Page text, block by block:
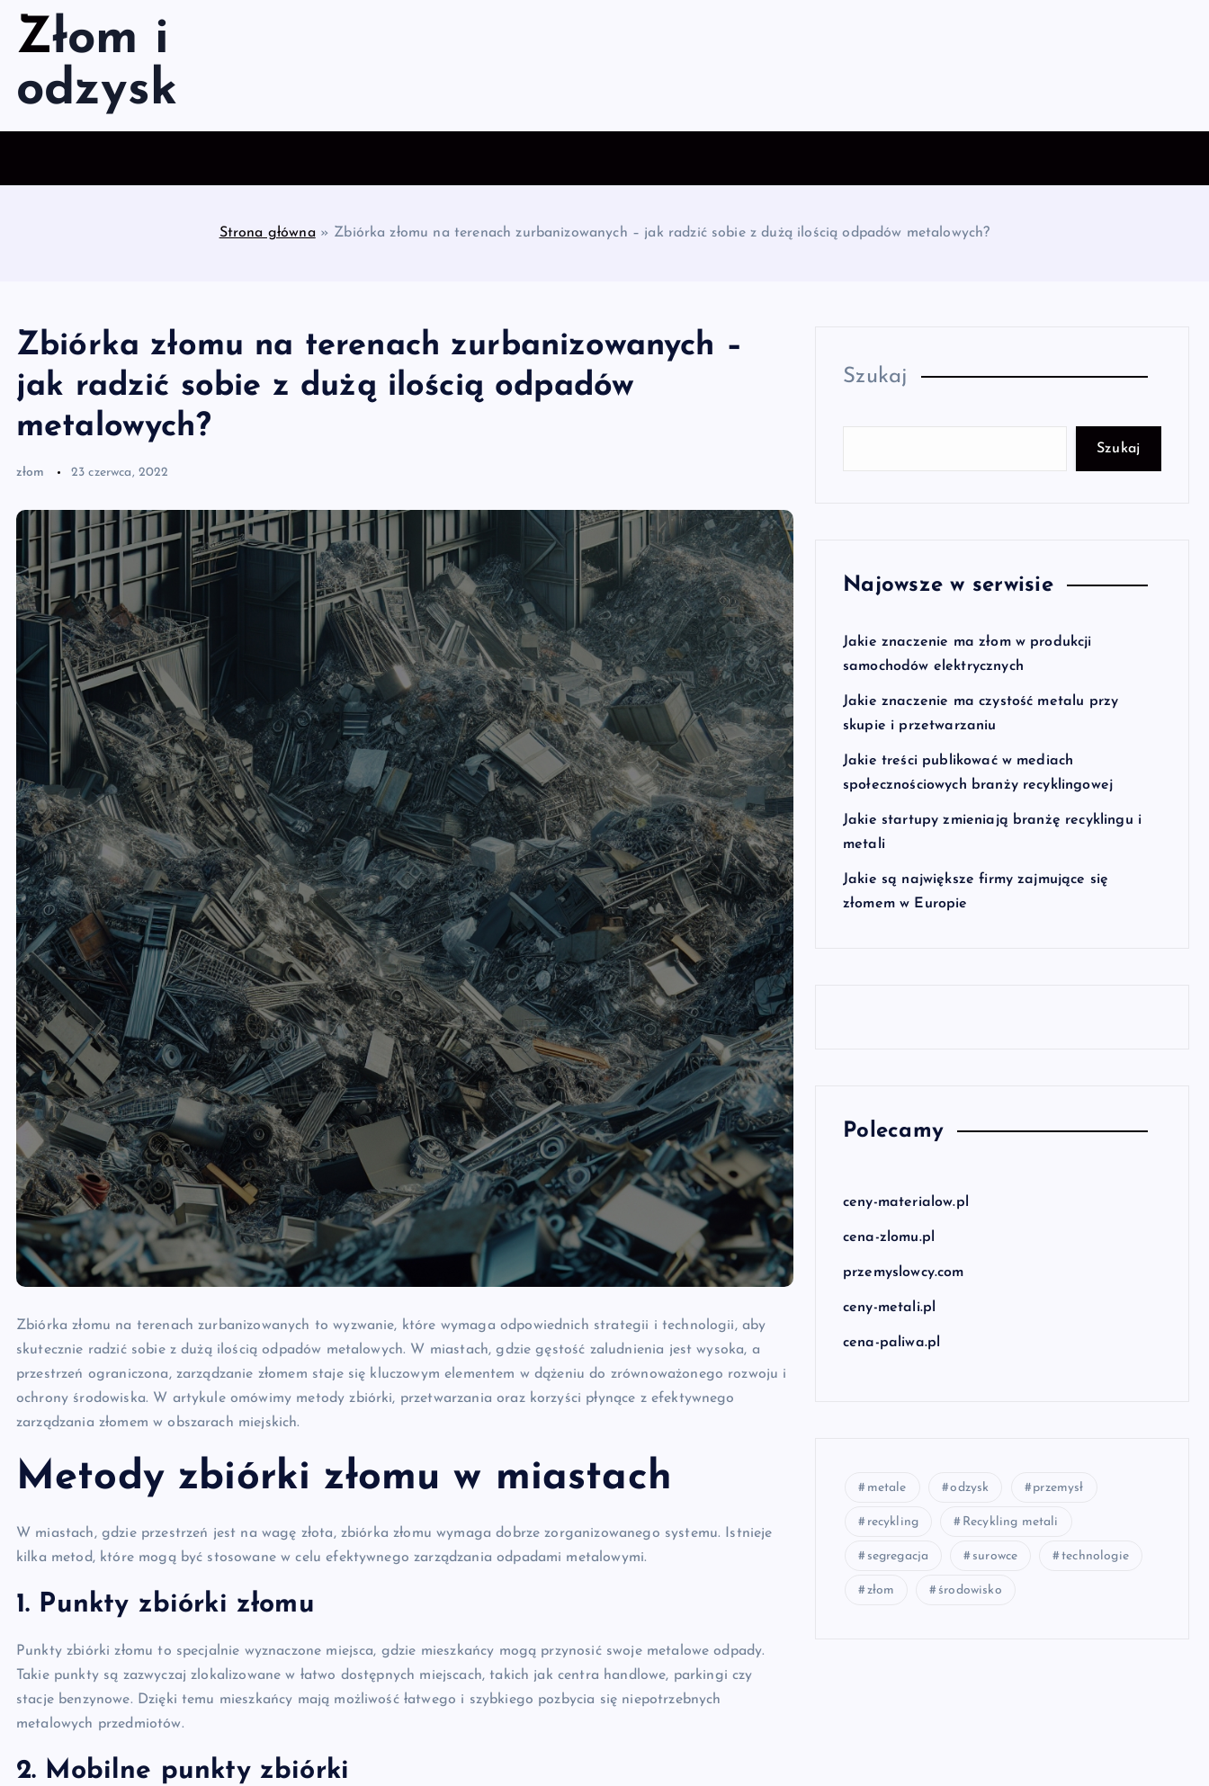
o
Złom i
odzysk
Strona główna» Zbiórka złomu na terenach zurbanizowanych – jak radzić sobie z dużą ilością odpadów metalowych?
Zbiórka złomu na terenach zurbanizowanych –
jak radzić sobie z dużą ilością odpadów
metalowych?
złom 23 czerwca, 2022
Zbiórka złomu na terenach zurbanizowanych to wyzwanie, które wymaga odpowiednich strategii i technologii, aby
skutecznie radzić sobie z dużą ilością odpadów metalowych. W miastach, gdzie gęstość zaludnienia jest wysoka, a
przestrzeń ograniczona, zarządzanie złomem staje się kluczowym elementem w dążeniu do zrównoważonego rozwoju i
ochrony środowiska. W artykule omówimy metody zbiórki, przetwarzania oraz korzyści płynące z efektywnego
zarządzania złomem w obszarach miejskich.
Metody zbiórki złomu w miastach
W miastach, gdzie przestrzeń jest na wagę złota, zbiórka złomu wymaga dobrze zorganizowanego systemu. Istnieje
kilka metod, które mogą być stosowane w celu efektywnego zarządzania odpadami metalowymi.
1. Punkty zbiórki złomu
Punkty zbiórki złomu to specjalnie wyznaczone miejsca, gdzie mieszkańcy mogą przynosić swoje metalowe odpady.
Takie punkty są zazwyczaj zlokalizowane w łatwo dostępnych miejscach, takich jak centra handlowe, parkingi czy
stacje benzynowe. Dzięki temu mieszkańcy mają możliwość łatwego i szybkiego pozbycia się niepotrzebnych
metalowych przedmiotów.
2. Mobilne punkty zbiórki
Szukaj
Szukaj
Najowsze w serwisie
Jakie znaczenie ma złom w produkcji
samochodów elektrycznych
Jakie znaczenie ma czystość metalu przy
skupie i przetwarzaniu
Jakie treści publikować w mediach
społecznościowych branży recyklingowej
Jakie startupy zmieniają branżę recyklingu i
metali
Jakie są największe firmy zajmujące się
złomem w Europie
Polecamy
ceny-materialow.pl
cena-zlomu.pl
przemyslowcy.com
ceny-metali.pl
cena-paliwa.pl
metale odzysk przemysł
recykling Recykling metali
segregacja surowce technologie
złom środowisko